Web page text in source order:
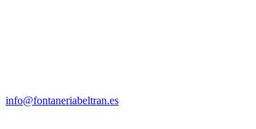
info@fontaneriabeltran.es